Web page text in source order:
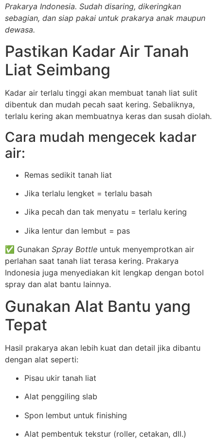
Prakarya Indonesia. Sudah disaring, dikeringkan
sebagian, dan siap pakai untuk prakarya anak maupun
dewasa.
Pastikan Kadar Air Tanah
Liat Seimbang
Kadar air terlalu tinggi akan membuat tanah liat sulit
dibentuk dan mudah pecah saat kering. Sebaliknya,
terlalu kering akan membuatnya keras dan susah diolah.
Cara mudah mengecek kadar
air:
Remas sedikit tanah liat
Jika terlalu lengket = terlalu basah
Jika pecah dan tak menyatu = terlalu kering
Jika lentur dan lembut = pas
✅ Gunakan Spray Bottle untuk menyemprotkan air
perlahan saat tanah liat terasa kering. Prakarya
Indonesia juga menyediakan kit lengkap dengan botol
spray dan alat bantu lainnya.
Gunakan Alat Bantu yang
Tepat
Hasil prakarya akan lebih kuat dan detail jika dibantu
dengan alat seperti:
Pisau ukir tanah liat
Alat penggiling slab
Spon lembut untuk finishing
Alat pembentuk tekstur (roller, cetakan, dll.)